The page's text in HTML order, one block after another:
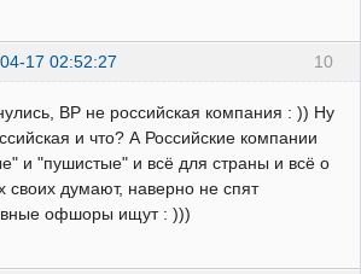
10
17 02:52:27
BP не российская компания : )) Ну
и что? А Российские компании
и "пушистые" и всё для страны и всё о
своих думают, наверно не спят
офшоры ищут : )))